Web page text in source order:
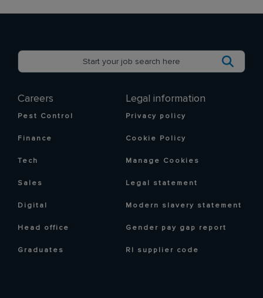
Careers
Pest Control
Finance
Tech
Sales
Digital
Head office
Graduates
Legal information
Privacy policy
Cookie Policy
Manage Cookies
Legal statement
Modern slavery statement
Gender pay gap report
RI supplier code